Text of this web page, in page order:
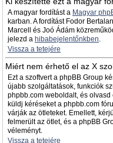
A magyar fordítást a Magyar
karban. A fordítást Fodor
Marcell és Joó Ádám
jelezd a hibabejelentőnkben.
Vissza a tetejére
Miért nem érhető el az X
Ezt a szoftvert a phpBB Group
újabb szolgáltatások, funkciók
phpbb.com weboldalt, és
küldj kéréseket a phpbb.com
várják az ötleteket. Emellett,
felmerült az ötlet, és a phpBB
véleményt.
Vissza a tetejére